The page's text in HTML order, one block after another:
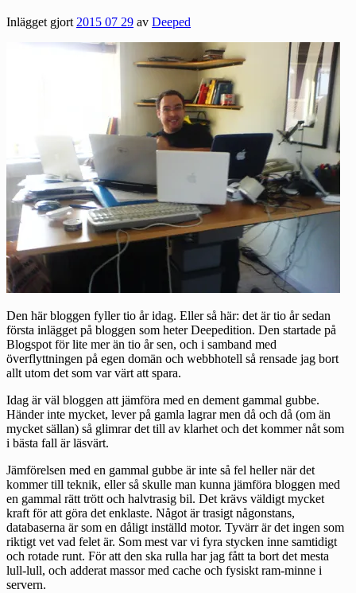
Inlägget gjort2015 07 29 av Deeped
Den här bloggen fyller tio år idag. Eller så här: det är tio år sedan
första inlägget på bloggen som heter Deepedition. Den startade på
Blogspot för lite mer än tio år sen, och i samband med
överflyttningen på egen domän och webbhotell så rensade jag bort
allt utom det som var värt att spara.
Idag är väl bloggen att jämföra med en dement gammal gubbe.
Händer inte mycket, lever på gamla lagrar men då och då (om än
mycket sällan) så glimrar det till av klarhet och det kommer nåt som
i bästa fall är läsvärt.
Jämförelsen med en gammal gubbe är inte så fel heller när det
kommer till teknik, eller så skulle man kunna jämföra bloggen med
en gammal rätt trött och halvtrasig bil. Det krävs väldigt mycket
kraft för att göra det enklaste. Något är trasigt någonstans,
databaserna är som en dåligt inställd motor. Tyvärr är det ingen som
riktigt vet vad felet är. Som mest var vi fyra stycken inne samtidigt
och rotade runt. För att den ska rulla har jag fått ta bort det mesta
lull-lull, och adderat massor med cache och fysiskt ram-minne i
servern.